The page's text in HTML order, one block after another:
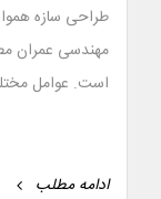
طراحی سازه‌
مهندسی عمران
است. عوامل
ادامه مطلب